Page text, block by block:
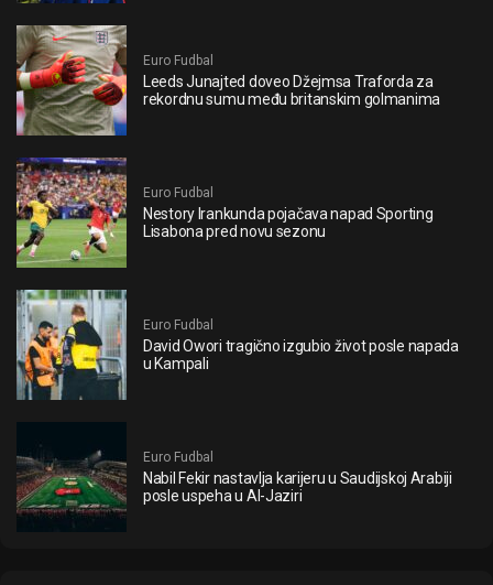
Euro Fudbal
Leeds Junajted doveo Džejmsa Traforda za
rekordnu sumu među britanskim golmanima
Euro Fudbal
Nestory Irankunda pojačava napad Sporting
Lisabona pred novu sezonu
Euro Fudbal
David Owori tragično izgubio život posle napada
u Kampali
Euro Fudbal
Nabil Fekir nastavlja karijeru u Saudijskoj Arabiji
posle uspeha u Al-Jaziri